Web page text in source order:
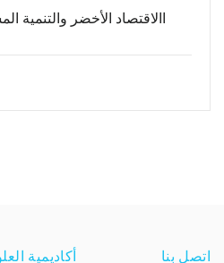
االاقتصاد الأخضر
اتصل بنا
أكاديمية